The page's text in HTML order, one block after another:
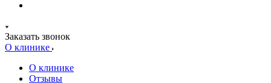
Заказать звонок
О клинике
О клинике
Отзывы